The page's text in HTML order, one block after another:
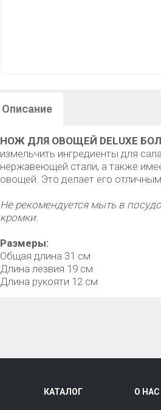
Описание
НОЖ ДЛЯ ОВОЩЕЙ DELUXE
измельчить ингредиенты для
нержавеющей стали, а также
овощей. Это делает его
Не рекомендуется мыть в
кромки.
Размеры:
Общая длина 31 см
Длина лезвия 19 см
Длина рукояти 12 см
КАТАЛОГ О НАС